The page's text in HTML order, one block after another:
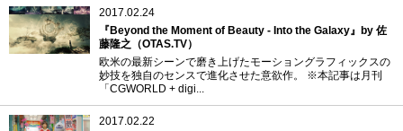
2017.02.24
『Beyond the Moment of Beauty - Into the Galaxy』by 佐
藤隆之（OTAS.TV）
欧米の最新シーンで磨き上げたモーショングラフィックスの
妙技を独自のセンスで進化させた意欲作。 ※本記事は月刊
「CGWORLD + digi...
2017.02.22